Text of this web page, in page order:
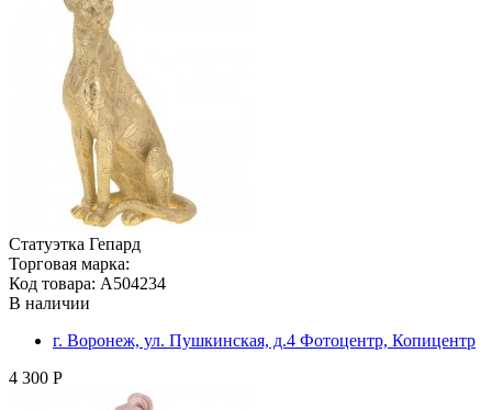
Статуэтка Гепард
Торговая марка:
Код товара: A504234
В наличии
г. Воронеж, ул. Пушкинская, д.4 Фотоцентр, Копицентр
4 300 Р